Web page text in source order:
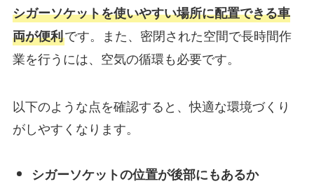
シガーソケットを使いやすい場所に配置できる車
両が便利です。また、密閉された空間で長時間作
業を行うには、空気の循環も必要です。
以下のような点を確認すると、快適な環境づくり
がしやすくなります。
シガーソケットの位置が後部にもあるか